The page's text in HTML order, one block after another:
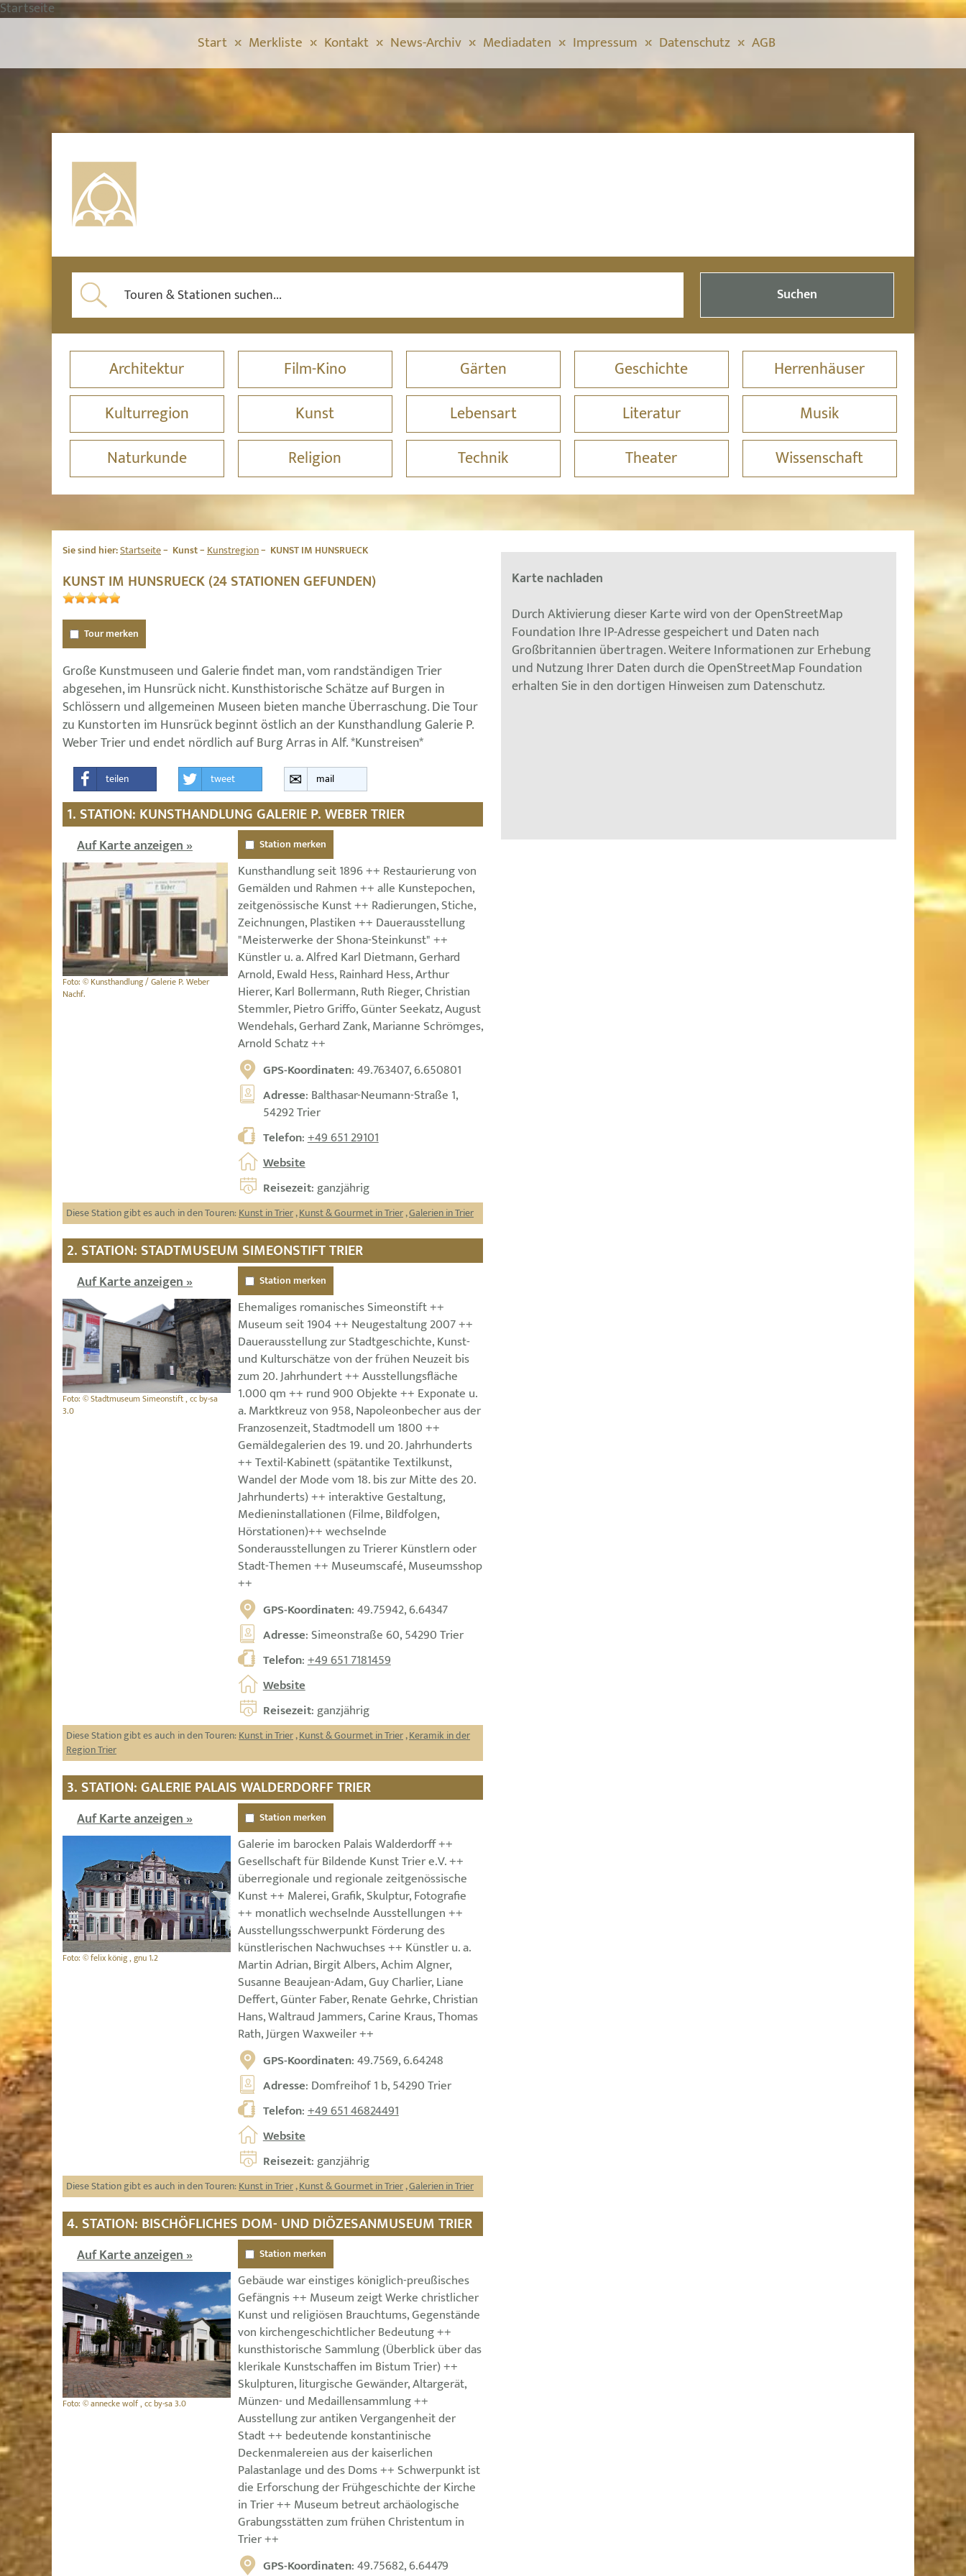
Startseite
Start Merkliste Kontakt News-Archiv Mediadaten Impressum Datenschutz AGB
Suchen
Architektur Film-Kino Gärten Geschichte
Herrenhäuser
Kulturregion
Kunst Lebensart Literatur
Musik
Naturkunde
Religion Technik Theater Wissenschaft
Sie sind hier:Startseite Kunst Kunstregion KUNST IM HUNSRUECK
KUNST IM HUNSRUECK (24 STATIONEN GEFUNDEN)
Tour merken
Große Kunstmuseen und Galerie findet man, vom randständigen Trier
abgesehen, im Hunsrück nicht. Kunsthistorische Schätze auf Burgen in
Schlössern und allgemeinen Museen bieten manche Überraschung. Die Tour
zu Kunstorten im Hunsrück beginnt östlich an der Kunsthandlung Galerie P.
Weber Trier und endet nördlich auf Burg Arras in Alf. *Kunstreisen*
teilen tweet mail
1. STATION: KUNSTHANDLUNG GALERIE P. WEBER TRIER
Auf Karte anzeigen »
Foto: © Kunsthandlung / Galerie P. Weber
Nachf.
Station merken
Kunsthandlung seit 1896 ++ Restaurierung von
Gemälden und Rahmen ++ alle Kunstepochen,
zeitgenössische Kunst ++ Radierungen, Stiche,
Zeichnungen, Plastiken ++ Dauerausstellung
"Meisterwerke der Shona-Steinkunst" ++
Künstler u. a. Alfred Karl Dietmann, Gerhard
Arnold, Ewald Hess, Rainhard Hess, Arthur
Hierer, Karl Bollermann, Ruth Rieger, Christian
Stemmler, Pietro Griffo, Günter Seekatz, August
Wendehals, Gerhard Zank, Marianne Schrömges,
Arnold Schatz ++
GPS-Koordinaten: 49.763407, 6.650801
Adresse: Balthasar-Neumann-Straße 1,
54292 Trier
Telefon:+49 651 29101
Website
Reisezeit: ganzjährig
Diese Station gibt es auch in den Touren:Kunst in Trier,Kunst & Gourmet in Trier,Galerien in Trier
2. STATION: STADTMUSEUM SIMEONSTIFT TRIER
Auf Karte anzeigen »
Foto: © Stadtmuseum Simeonstift , cc by-sa
3.0
Station merken
Ehemaliges romanisches Simeonstift ++
Museum seit 1904 ++ Neugestaltung 2007 ++
Dauerausstellung zur Stadtgeschichte, Kunst-
und Kulturschätze von der frühen Neuzeit bis
zum 20. Jahrhundert ++ Ausstellungsfläche
1.000 qm ++ rund 900 Objekte ++ Exponate u.
a. Marktkreuz von 958, Napoleonbecher aus der
Franzosenzeit, Stadtmodell um 1800 ++
Gemäldegalerien des 19. und 20. Jahrhunderts
++ Textil-Kabinett (spätantike Textilkunst,
Wandel der Mode vom 18. bis zur Mitte des 20.
Jahrhunderts) ++ interaktive Gestaltung,
Medieninstallationen (Filme, Bildfolgen,
Hörstationen)++ wechselnde
Sonderausstellungen zu Trierer Künstlern oder
Stadt-Themen ++ Museumscafé, Museumsshop
++
GPS-Koordinaten: 49.75942, 6.64347
Adresse: Simeonstraße 60, 54290 Trier
Telefon:+49 651 7181459
Website
Reisezeit: ganzjährig
Diese Station gibt es auch in den Touren:Kunst in Trier,Kunst & Gourmet in Trier,Keramik in der
Region Trier
3. STATION: GALERIE PALAIS WALDERDORFF TRIER
Auf Karte anzeigen »
Foto: © felix könig , gnu 1.2
Station merken
Galerie im barocken Palais Walderdorff ++
Gesellschaft für Bildende Kunst Trier e.V. ++
überregionale und regionale zeitgenössische
Kunst ++ Malerei, Grafik, Skulptur, Fotografie
++ monatlich wechselnde Ausstellungen ++
Ausstellungsschwerpunkt Förderung des
künstlerischen Nachwuchses ++ Künstler u. a.
Martin Adrian, Birgit Albers, Achim Algner,
Susanne Beaujean-Adam, Guy Charlier, Liane
Deffert, Günter Faber, Renate Gehrke, Christian
Hans, Waltraud Jammers, Carine Kraus, Thomas
Rath, Jürgen Waxweiler ++
GPS-Koordinaten: 49.7569, 6.64248
Adresse: Domfreihof 1 b, 54290 Trier
Telefon:+49 651 46824491
Website
Reisezeit: ganzjährig
Diese Station gibt es auch in den Touren:Kunst in Trier,Kunst & Gourmet in Trier,Galerien in Trier
4. STATION: BISCHÖFLICHES DOM- UND DIÖZESANMUSEUM TRIER
Auf Karte anzeigen »
Foto: © annecke wolf , cc by-sa 3.0
Station merken
Gebäude war einstiges königlich-preußisches
Gefängnis ++ Museum zeigt Werke christlicher
Kunst und religiösen Brauchtums, Gegenstände
von kirchengeschichtlicher Bedeutung ++
kunsthistorische Sammlung (Überblick über das
klerikale Kunstschaffen im Bistum Trier) ++
Skulpturen, liturgische Gewänder, Altargerät,
Münzen- und Medaillensammlung ++
Ausstellung zur antiken Vergangenheit der
Stadt ++ bedeutende konstantinische
Deckenmalereien aus der kaiserlichen
Palastanlage und des Doms ++ Schwerpunkt ist
die Erforschung der Frühgeschichte der Kirche
in Trier ++ Museum betreut archäologische
Grabungsstätten zum frühen Christentum in
Trier ++
GPS-Koordinaten: 49.75682, 6.64479
Karte nachladen
Durch Aktivierung dieser Karte wird von der OpenStreetMap
Foundation Ihre IP-Adresse gespeichert und Daten nach
Großbritannien übertragen. Weitere Informationen zur Erhebung
und Nutzung Ihrer Daten durch die OpenStreetMap Foundation
erhalten Sie in den dortigen Hinweisen zum Datenschutz.